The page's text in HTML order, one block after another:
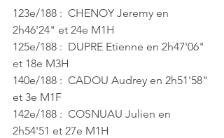
123e/188 :  CHENOY Jeremy en
2h46'24" et 24e M1H
125e/188 :  DUPRE Etienne en 2h47'06"
et 18e M3H
140e/188 :  CADOU Audrey en 2h51'58"
et 3e M1F
142e/188 :  COSNUAU Julien en
2h54'51 et 27e M1H